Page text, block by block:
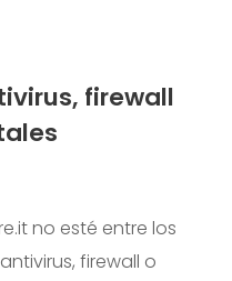
firewall
no esté entre los
firewall o